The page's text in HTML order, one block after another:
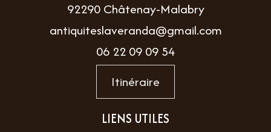
92290 Châtenay-Malabry
antiquiteslaveranda@gmail.com
06 22 09 09 54
Itinéraire
LIENS UTILES